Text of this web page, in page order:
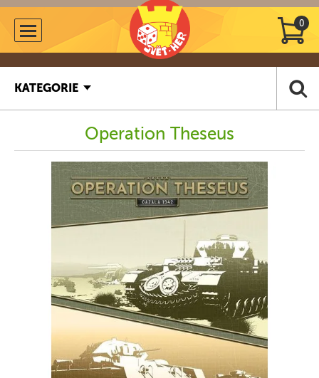
0
KATEGORIE
Operation Theseus